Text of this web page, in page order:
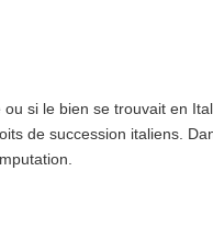
si le bien se trouvait en
de succession italiens.